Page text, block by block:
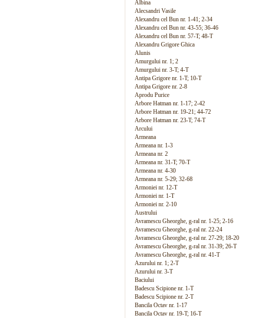
Albina
Alecsandri Vasile
Alexandru cel Bun nr. 1-41; 2-34
Alexandru cel Bun nr. 43-55; 36-46
Alexandru cel Bun nr. 57-T; 48-T
Alexandru Grigore Ghica
Alunis
Amurgului nr. 1; 2
Amurgului nr. 3-T; 4-T
Antipa Grigore nr. 1-T; 10-T
Antipa Grigore nr. 2-8
Aprodu Purice
Arbore Hatman nr. 1-17; 2-42
Arbore Hatman nr. 19-21; 44-72
Arbore Hatman nr. 23-T; 74-T
Arcului
Armeana
Armeana nr. 1-3
Armeana nr. 2
Armeana nr. 31-T; 70-T
Armeana nr. 4-30
Armeana nr. 5-29; 32-68
Armoniei nr. 12-T
Armoniei nr. 1-T
Armoniei nr. 2-10
Austrului
Avramescu Gheorghe, g-ral nr. 1-25; 2-16
Avramescu Gheorghe, g-ral nr. 22-24
Avramescu Gheorghe, g-ral nr. 27-29; 18-20
Avramescu Gheorghe, g-ral nr. 31-39; 26-T
Avramescu Gheorghe, g-ral nr. 41-T
Azurului nr. 1; 2-T
Azurului nr. 3-T
Baciului
Badescu Scipione nr. 1-T
Badescu Scipione nr. 2-T
Bancila Octav nr. 1-17
Bancila Octav nr. 19-T; 16-T